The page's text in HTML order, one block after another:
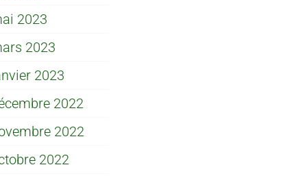
2023
2023
2023
2022
2022
2022